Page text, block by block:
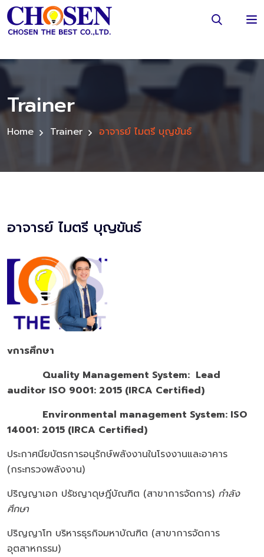
Trainer
Home Trainer อาจารย์ ไมตรี บุญขันธ์
อาจารย์ ไมตรี บุญขันธ์
vการศึกษา
Quality Management System: Lead
auditor ISO 9001: 2015 (IRCA Certified)
Environmental management System: ISO
14001: 2015 (IRCA Certified)
ประกาศนียบัตรการอนุรักษ์พลังงานในโรงงานและอาคาร
(กระทรวงพลังงาน)
ปริญญาเอก ปรัชญาดุษฎีบัณฑิต (สาขาการจัดการ) กำลัง
ศึกษา
ปริญญาโท บริหารธุรกิจมหาบัณฑิต (สาขาการจัดการ
อุตสาหกรรม)